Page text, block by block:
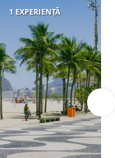
1 EXPERIENȚĂ